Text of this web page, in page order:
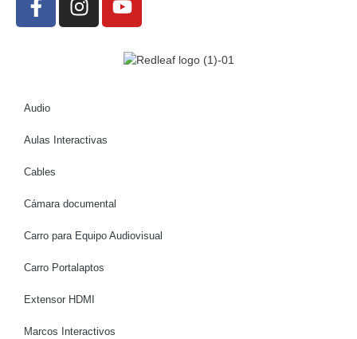
Audio
Aulas Interactivas
Cables
Cámara documental
Carro para Equipo Audiovisual
Carro Portalaptos
Extensor HDMI
Marcos Interactivos